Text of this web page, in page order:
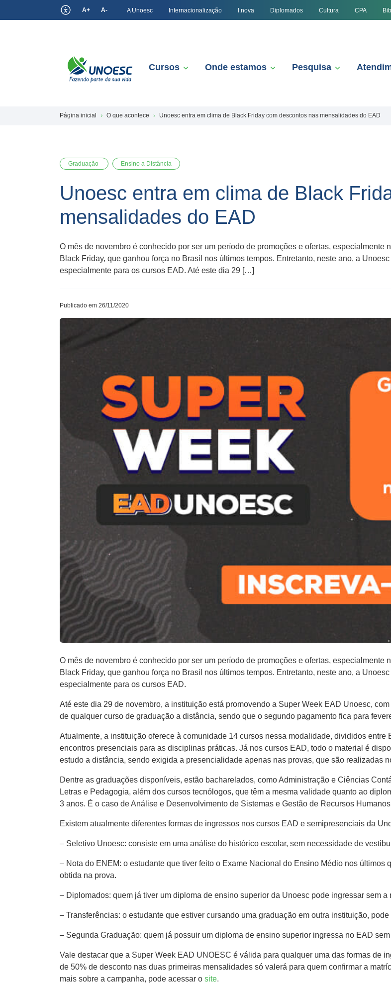
A+ A- A Unoesc Internacionalização I.nova Diplomados Cultura CPA
Cursos Onde estamos Pesquisa
Página inicial O que acontece Unoesc entra em clima de Black Friday com descontos nas mensalidades do EAD
Graduação Ensino a Distância
Unoesc entra em clima de Black
mensalidades do EAD
O mês de novembro é conhecido por ser um período de promoções e ofertas,
Black Friday, que ganhou força no Brasil nos últimos tempos. Entretanto, neste ano, a
especialmente para os cursos EAD. Até este dia 29 […]
Publicado em 26/11/2020
O mês de novembro é conhecido por ser um período de promoções e ofertas,
Black Friday, que ganhou força no Brasil nos últimos tempos. Entretanto, neste ano, a
especialmente para os cursos EAD.
Até este dia 29 de novembro, a instituição está promovendo a Super Week EAD Unoesc,
de qualquer curso de graduação a distância, sendo que o segundo pagamento fica para
Atualmente, a instituição oferece à comunidade 14 cursos nessa modalidade, divididos
encontros presenciais para as disciplinas práticas. Já nos cursos EAD, todo o material é
estudo a distância, sendo exigida a presencialidade apenas nas provas, que são realizadas
Dentre as graduações disponíveis, estão bacharelados, como Administração e Ciências
Letras e Pedagogia, além dos cursos tecnólogos, que têm a mesma validade quanto ao
3 anos. É o caso de Análise e Desenvolvimento de Sistemas e Gestão de Recursos
Existem atualmente diferentes formas de ingressos nos cursos EAD e semipresenciais da
– Seletivo Unoesc: consiste em uma análise do histórico escolar, sem necessidade de
– Nota do ENEM: o estudante que tiver feito o Exame Nacional do Ensino Médio nos
obtida na prova.
– Diplomados: quem já tiver um diploma de ensino superior da Unoesc pode ingressar sem a
– Transferências: o estudante que estiver cursando uma graduação em outra instituição,
– Segunda Graduação: quem já possuir um diploma de ensino superior ingressa no EAD
Vale destacar que a Super Week EAD UNOESC é válida para qualquer uma das formas de
de 50% de desconto nas duas primeiras mensalidades só valerá para quem confirmar a
mais sobre a campanha, pode acessar o site.